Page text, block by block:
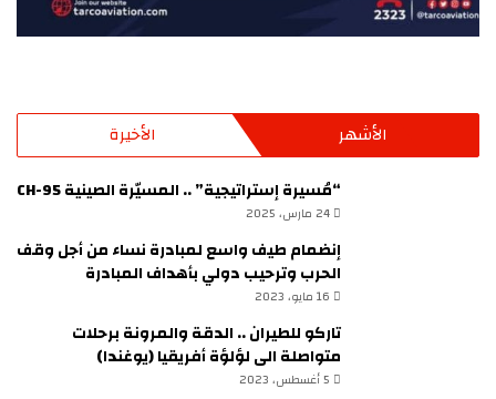
الأشهر الأخيرة
“مُسيرة إستراتيجية” .. المسيّرة الصينية CH-95
24 مارس، 2025
إنضمام طيف واسع لمبادرة نساء من أجل وقف
الحرب وترحيب دولي بأهداف المبادرة
16 مايو، 2023
تاركو للطيران .. الدقة والمرونة برحلات
متواصلة الى لؤلؤة أفريقيا (يوغندا)
5 أغسطس، 2023